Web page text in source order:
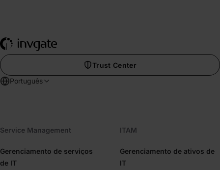
Trust Center
Português
Service Management
Gerenciamento de serviços
de IT
ITAM
Gerenciamento de ativos de
IT